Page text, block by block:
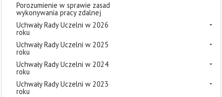
Porozumienie w sprawie zasad
wykonywania pracy zdalnej
Uchwały Rady Uczelni w 2026
roku
Uchwały Rady Uczelni w 2025
roku
Uchwały Rady Uczelni w 2024
roku
Uchwały Rady Uczelni w 2023
roku